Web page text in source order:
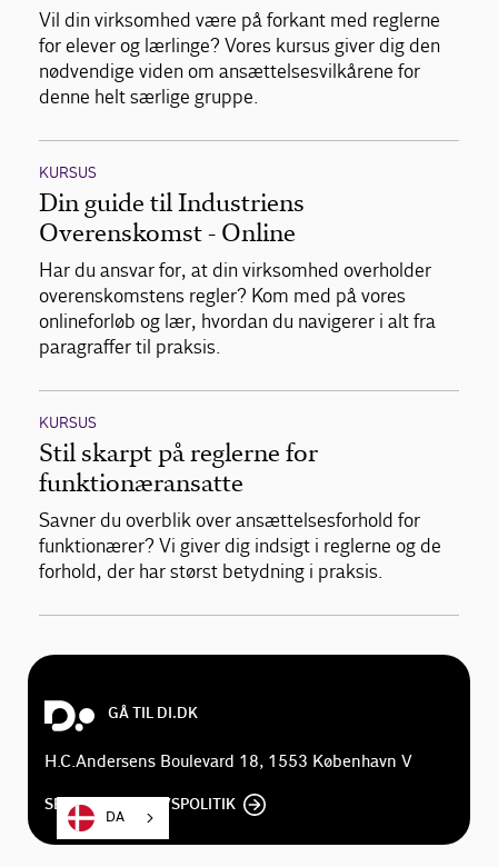
Vil din virksomhed være på forkant med reglerne
for elever og lærlinge? Vores kursus giver dig den
nødvendige viden om ansættelsesvilkårene for
denne helt særlige gruppe.
KURSUS
Din guide til Industriens
Overenskomst - Online
Har du ansvar for, at din virksomhed overholder
overenskomstens regler? Kom med på vores
onlineforløb og lær, hvordan du navigerer i alt fra
paragraffer til praksis.
KURSUS
Stil skarpt på reglerne for
funktionæransatte
Savner du overblik over ansættelsesforhold for
funktionærer? Vi giver dig indsigt i reglerne og de
forhold, der har størst betydning i praksis.
GÅ TIL DI.DK
H.C.Andersens Boulevard 18, 1553 København V
SE DI'S PRIVATLIVSPOLITIK
DA